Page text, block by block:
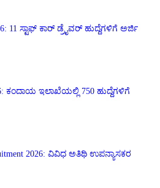
11 ಸ್ಟಾಫ್ ಕಾರ್ ಡ್ರೈವರ್ ಹುದ್ದೆಗಳಿಗೆ ಅರ್ಜಿ
ಕಂದಾಯ ಇಲಾಖೆಯಲ್ಲಿ 750 ಹುದ್ದೆಗಳಿಗೆ
2026: ವಿವಿಧ ಅತಿಥಿ ಉಪನ್ಯಾಸಕರ